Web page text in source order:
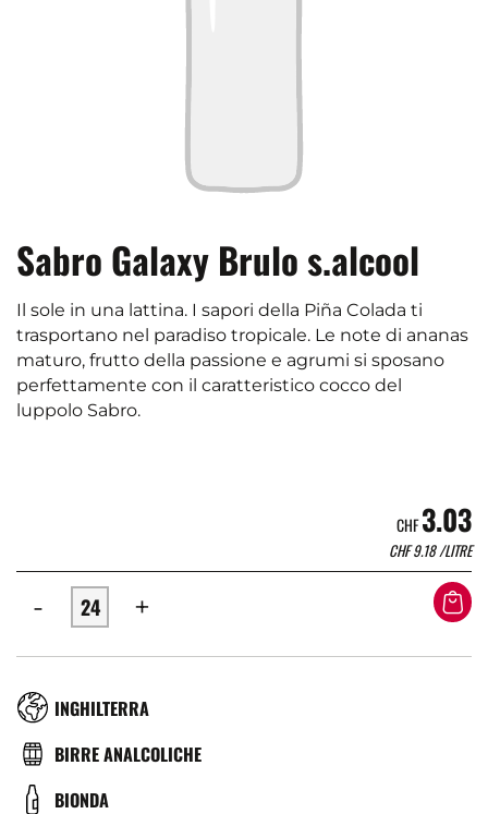
Sabro Galaxy Brulo s.alcool
Il sole in una lattina. I sapori della Piña Colada ti
trasportano nel paradiso tropicale. Le note di ananas
maturo, frutto della passione e agrumi si sposano
perfettamente con il caratteristico cocco del
luppolo Sabro.
CHF3.03
CHF9.18/LITRE
- +
RÉGION
INGHILTERRA
TYPE
BIÈRE
BIRRE ANALCOLICHE
COULEUR
BIONDA